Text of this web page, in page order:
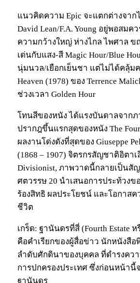
แนวคิดความ Epic จะแตกต่างจาก
David Lean/F.A. Young อยู่พอสมค
ความกว้างใหญ่ ห่างไกล ไพศาล ข
เด่นกับแสง-สี Magic Hour/Blue
นุ่มนวล/เยือกเย็นชา แต่ไม่ได้คลุ้มค
Heaven (1978) ของ Terrence
ช่วงเวลา Golden Hour
โทนสีของหนัง ได้แรงบันดาลจาก
ปรากฎขึ้นแรกสุดของหนัง The
ผลงานโด่งดังที่สุดของ Giuseppe
(1868 – 1907) จิตรกรสัญชาติอิตา
Divisionist, ภาพวาดนี้กลายเป็นสั
ศตวรรษ 20 นำเสนอการประท้วงข
ร้องสิทธิ ผลประโยชน์ และโอกาส
ชีวิต
เกร็ด: ฐานันดรที่สี่ (Fourth Estate ห
คือคำเรียกของผู้สื่อข่าว นักหนังสือ
ลำดับศักดินาของบุคคล ที่ดำรงคว
การปกครองประเทศ ซึ่งก่อนหน้านี้
ฐานันดร